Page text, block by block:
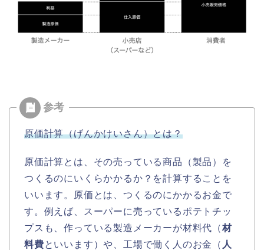
原価計算（げんかけいさん）とは？
原価計算とは、その売っている商品（製品）を
つくるのにいくらかかるか？を計算することを
いいます。原価とは、つくるのにかかるお金で
す。例えば、スーパーに売っているポテトチッ
プスも、作っている製造メーカーが材料代（材
料費といいます）や、工場で働く人のお金（ 人